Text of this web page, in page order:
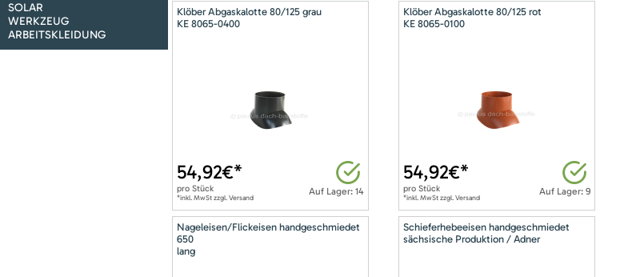
SOLAR
WERKZEUG
ARBEITSKLEIDUNG
Klöber Abgaskalotte 80/125 grau
KE 8065-0400
Auf Lager: 14
54,92€*
pro Stück
*inkl. MwSt zzgl. Versand
Klöber Abgaskalotte 80/125 rot
KE 8065-0100
Auf Lager: 9
54,92€*
pro Stück
*inkl. MwSt zzgl. Versand
Nageleisen/Flickeisen handgeschmiedet
650
lang
Schieferhebeeisen handgeschmiedet
sächsische Produktion / Adner